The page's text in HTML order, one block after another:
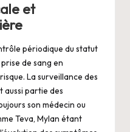
et
périodique du statut
de sang en
La surveillance des
aussi partie des
son médecin ou
Teva, Mylan étant